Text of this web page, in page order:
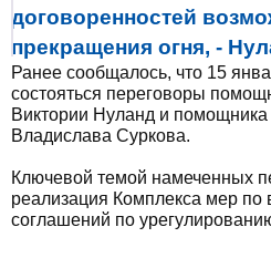
договоренностей
прекращения огня, -
Ранее сообщалось, что 15
состояться переговоры
Виктории Нуланд и помощника
Владислава Суркова.
Ключевой темой намеченных
реализация Комплекса мер
соглашений по